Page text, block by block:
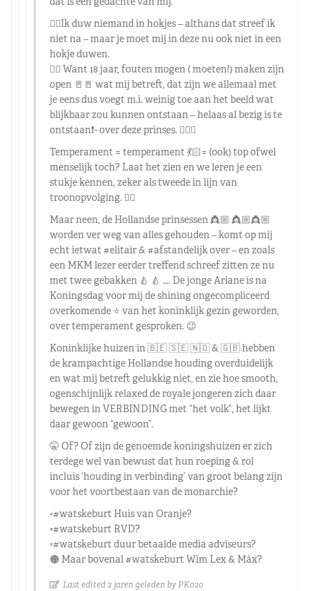
☝🏼Ik duw niemand in hokjes – althans dat streef ik
niet na – maar je moet mij in deze nu ook niet in een
hokje duwen.
👉🏼 Want 18 jaar, fouten mogen ( moeten!) maken zijn
open 🚪🚪 wat mij betreft, dat zijn we allemaal met
je eens dus voegt m.i. weinig toe aan het beeld wat
blijkbaar zou kunnen ontstaan – helaas al bezig is te
ontstaan❗️- over deze prinses. 🤷🏼‍♂️
Temperament = temperament 💃🏻= (ook) top ofwel
menselijk toch? Laat het zien en we leren je een
stukje kennen, zeker als tweede in lijn van
troonopvolging. 👈🏼
Maar neen, de Hollandse prinsessen 👸🏼 👸🏼👸🏼
worden ver weg van alles gehouden – komt op mij
echt ietwat #elitair & #afstandelijk over – en zoals
een MKM lezer eerder treffend schreef zitten ze nu
met twee gebakken 🍐 🍐 …. De jonge Ariane is na
Koningsdag voor mij de shining ongecompliceerd
overkomende ⭐️ van het koninklijk gezin geworden,
over temperament gesproken. 😉
Koninklijke huizen in 🇧🇪 🇸🇪 🇳🇴 & 🇬🇧 hebben
de krampachtige Hollandse houding overduidelijk
en wat mij betreft gelukkig niet, en zie hoe smooth,
ogenschijnlijk relaxed de royale jongeren zich daar
bewegen in VERBINDING met “het volk”, het lijkt
daar gewoon “gewoon”.
🤫 Of? Of zijn de genoemde koningshuizen er zich
terdege wel van bewust dat hun roeping & rol
incluis ‘houding in verbinding’ van groot belang zijn
voor het voortbestaan van de monarchie?
▫️#watskeburt Huis van Oranje?
▫️#watskeburt RVD?
▫️#watskeburt duur betaalde media adviseurs?
🟠 Maar bovenal #watskeburt Wim Lex & Máx?
Last edited 2 jaren geleden by PK020